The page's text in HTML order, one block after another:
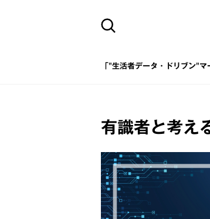
「"生活者データ・ドリブン"
有識者と考え